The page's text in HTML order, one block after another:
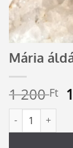
Mária
1 200Ft
Mária áldás
Alternative: